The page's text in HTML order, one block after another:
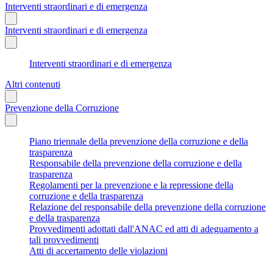
Interventi straordinari e di emergenza
Interventi straordinari e di emergenza
Interventi straordinari e di emergenza
Altri contenuti
Prevenzione della Corruzione
Piano triennale della prevenzione della corruzione e della
trasparenza
Responsabile della prevenzione della corruzione e della
trasparenza
Regolamenti per la prevenzione e la repressione della
corruzione e della trasparenza
Relazione del responsabile della prevenzione della corruzione
e della trasparenza
Provvedimenti adottati dall'ANAC ed atti di adeguamento a
tali provvedimenti
Atti di accertamento delle violazioni